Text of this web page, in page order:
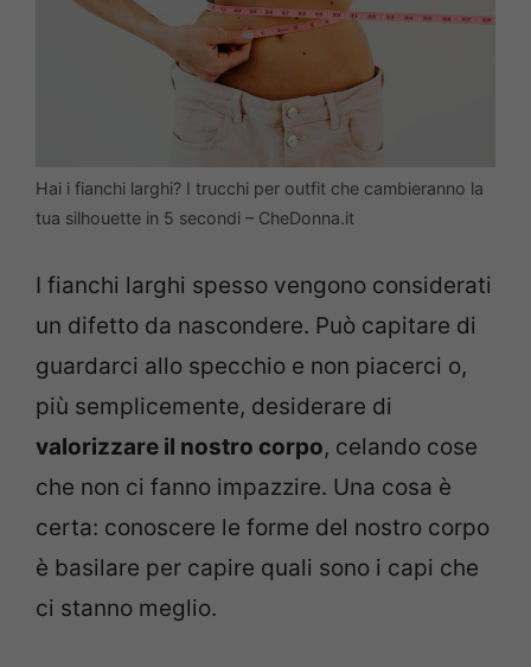
Hai i fianchi larghi? I trucchi per outfit che cambieranno la
tua silhouette in 5 secondi – CheDonna.it
I fianchi larghi spesso vengono considerati
un difetto da nascondere. Può capitare di
guardarci allo specchio e non piacerci o,
più semplicemente, desiderare di
valorizzare il nostro corpo, celando cose
che non ci fanno impazzire. Una cosa è
certa: conoscere le forme del nostro corpo
è basilare per capire quali sono i capi che
ci stanno meglio.